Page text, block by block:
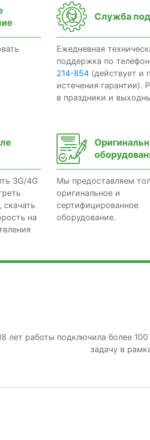
Служба
Ежедневная
поддержка по
214-854 (действует и
истечения гарантии).
в праздники и
3G/4G
скачать
на
Мы предоставляем
оригинальное и
сертифицированное
оборудование.
лет работы подключила более
задачу в